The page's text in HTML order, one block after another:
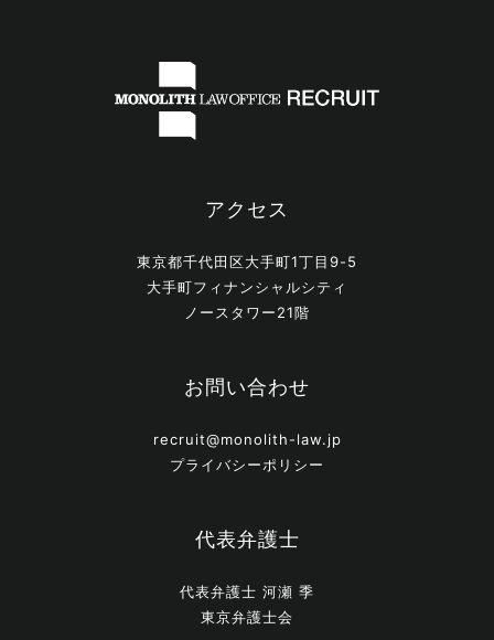
アクセス
東京都千代田区大手町1丁目9-5
大手町フィナンシャルシティ
ノースタワー21階
お問い合わせ
recruit@monolith-law.jp
プライバシーポリシー
代表弁護士
代表弁護士 河瀬 季
東京弁護士会